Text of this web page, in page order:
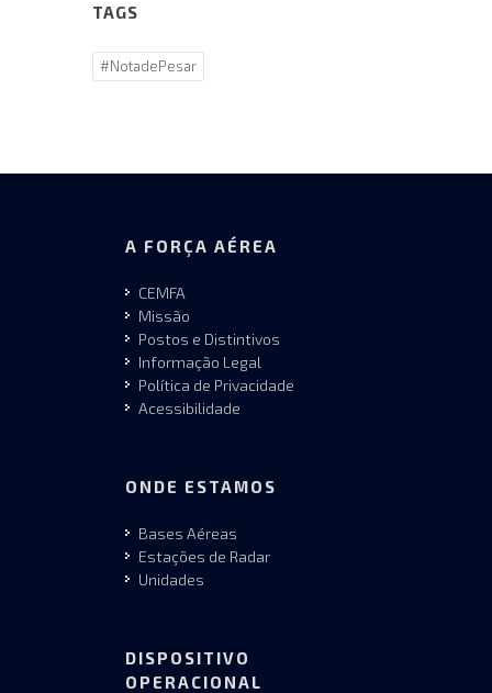
TAGS
#NotadePesar
A FORÇA AÉREA
CEMFA
Missão
Postos e Distintivos
Informação Legal
Política de Privacidade
Acessibilidade
ONDE ESTAMOS
Bases Aéreas
Estações de Radar
Unidades
DISPOSITIVO
OPERACIONAL